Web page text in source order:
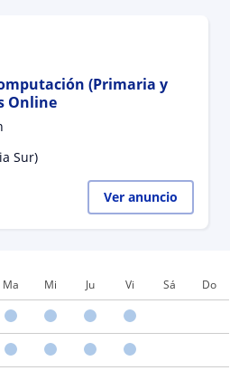
(Primaria y
Online
Sur)
Ver anuncio
Ma Mi Ju Vi Sá Do